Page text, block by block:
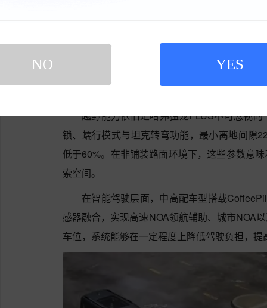
NO YES
越野能力依旧是哈弗猛龙PLUS不可忽视
锁、蠕行模式与坦克转弯功能，最小离地间隙
低于60%。在非铺装路面环境下，这些参数意
索空间。
在智能驾驶层面，中高配车型搭载
感器融合，实现高速NOA领航辅助、城市NOA
车位，系统能够在一定程度上降低驾驶负担，提